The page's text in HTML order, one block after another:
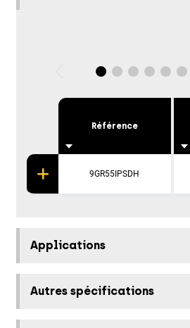
Référence
9GR55IPSDH
Applications
Autres spécifications